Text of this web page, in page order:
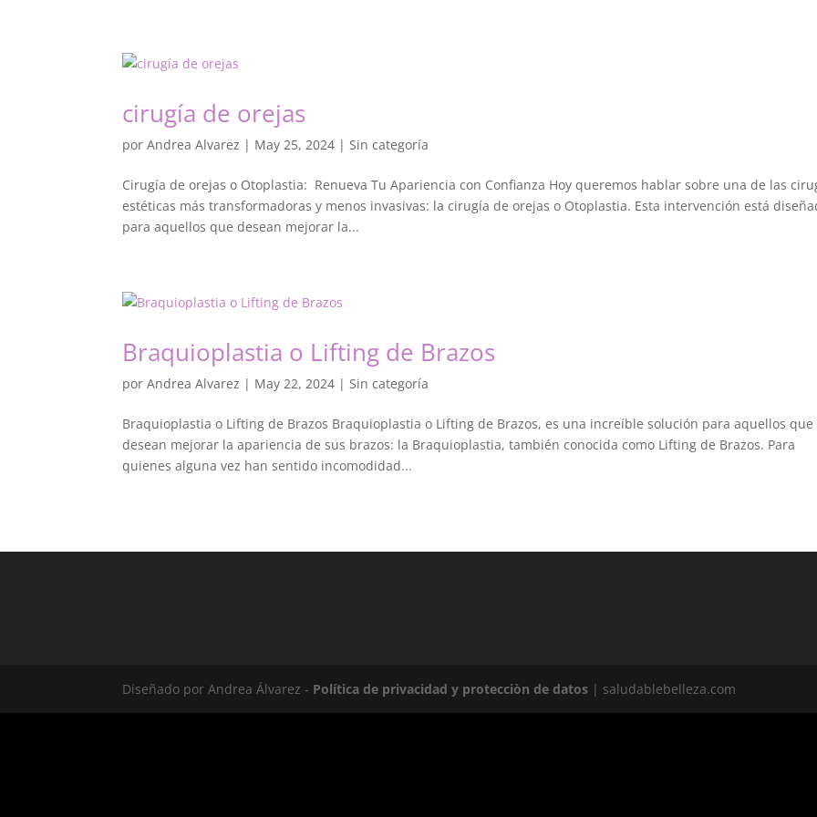
cirugía de orejas
porAndrea Alvarez | May 25, 2024 |Sin categoría
Cirugía de orejas o Otoplastia: Renueva Tu Apariencia con Confianza Hoy queremos hablar sobre una de las
estéticas más transformadoras y menos invasivas: la cirugía de orejas o Otoplastia. Esta intervención está
para aquellos que desean mejorar la...
Braquioplastia o Lifting de Brazos
porAndrea Alvarez | May 22, 2024 |Sin categoría
Braquioplastia o Lifting de Brazos Braquioplastia o Lifting de Brazos, es una increíble solución para aquellos que
desean mejorar la apariencia de sus brazos: la Braquioplastia, también conocida como Lifting de Brazos. Para
quienes alguna vez han sentido incomodidad...
Diseñado por Andrea Álvarez - Política de privacidad y protecciòn de datos | saludablebelleza.com